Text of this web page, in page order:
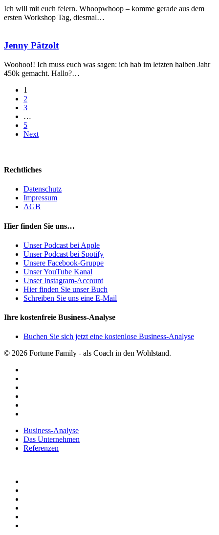
Salomon
Ich will mit euch feiern. Whoopwhoop – komme gerade aus dem
ersten Workshop Tag, diesmal…
Jenny
Pätzolt
Jenny Pätzolt
Woohoo!! Ich muss euch was sagen: ich hab im letzten halben Jahr
450k gemacht. Hallo?…
1
2
3
…
5
Next
Rechtliches
Datenschutz
Impressum
AGB
Hier finden Sie uns…
Unser Podcast bei Apple
Unser Podcast bei Spotify
Unsere Facebook-Gruppe
Unser YouTube Kanal
Unser Instagram-Account
Hier finden Sie unser Buch
Schreiben Sie uns eine E-Mail
Ihre kostenfreie Business-Analyse
Buchen Sie sich jetzt eine kostenlose Business-Analyse
© 2026 Fortune Family - als Coach in den Wohlstand.
Close
Menu
Business-Analyse
Das Unternehmen
Referenzen